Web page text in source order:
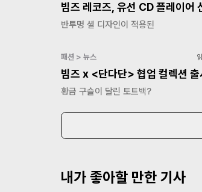
빔즈 레코즈, 유선 CD 플레이어
반투명 셸 디자인이 적용된
패션 > 뉴스
빔즈 x <단다단> 협업 컬렉션 출
황금 구슬이 달린 토트백?
내가 좋아할 만한 기사